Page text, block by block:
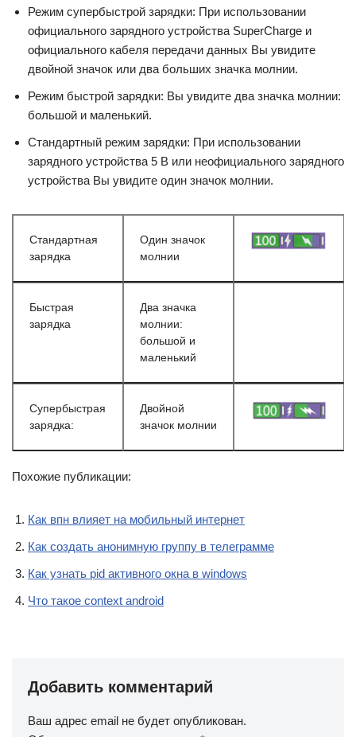
Режим супербыстрой зарядки: При использовании
официального зарядного устройства SuperCharge и
официального кабеля передачи данных Вы увидите
двойной значок или два больших значка молнии.
Режим быстрой зарядки: Вы увидите два значка молнии:
большой и маленький.
Стандартный режим зарядки: При использовании
зарядного устройства 5 В или неофициального зарядного
устройства Вы увидите один значок молнии.
Стандартная
зарядка
Один значок
молнии
Быстрая
зарядка
Два значка
молнии:
большой и
маленький
Супербыстрая
зарядка:
Двойной
значок молнии
Похожие публикации:
Как впн влияет на мобильный интернет
Как создать анонимную группу в телеграмме
Как узнать pid активного окна в windows
Что такое context android
Добавить комментарий
Ваш адрес email не будет опубликован.